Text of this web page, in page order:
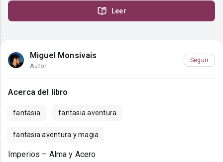
Leer
Miguel Monsivais
Autor
Seguir
Acerca del libro
fantasia fantasia aventura
fantasia aventura y magia
Imperios – Alma y Acero